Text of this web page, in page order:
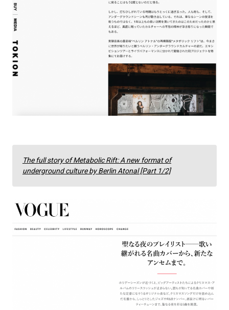
The full story of Metabolic Rift: A new format of
underground culture by Berlin Atonal [Part 1/2]